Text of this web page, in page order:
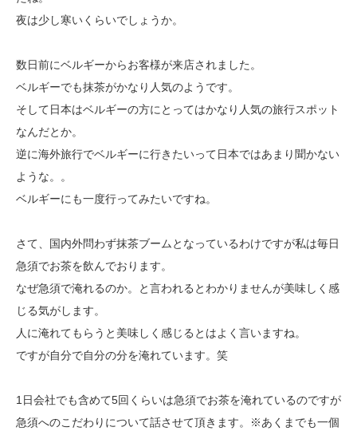
夜は少し寒いくらいでしょうか。
数日前にベルギーからお客様が来店されました。
ベルギーでも抹茶がかなり人気のようです。
そして日本はベルギーの方にとってはかなり人気の旅行スポット
なんだとか。
逆に海外旅行でベルギーに行きたいって日本ではあまり聞かない
ような。。
ベルギーにも一度行ってみたいですね。
さて、国内外問わず抹茶ブームとなっているわけですが私は毎日
急須でお茶を飲んでおります。
なぜ急須で淹れるのか。と言われるとわかりませんが美味しく感
じる気がします。
人に淹れてもらうと美味しく感じるとはよく言いますね。
ですが自分で自分の分を淹れています。笑
1日会社でも含めて5回くらいは急須でお茶を淹れているのですが
急須へのこだわりについて話させて頂きます。※あくまでも一個